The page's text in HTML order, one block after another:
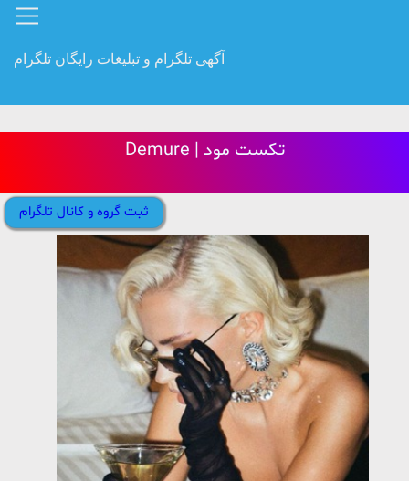
آگهی تلگرام و تبلیغات رایگان تلگرام
Demure | تکست مود
ثبت گروه و کانال تلگرام